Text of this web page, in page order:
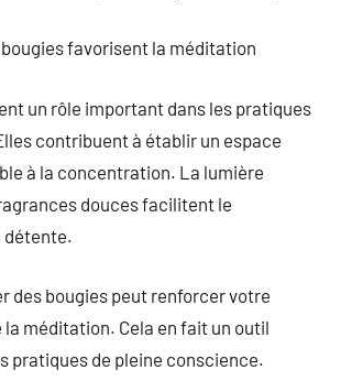
favorisent la méditation
un rôle important dans les pratiques
contribuent à établir un espace
à la concentration. La lumière
douces facilitent le
détente.
des bougies peut renforcer votre
méditation. Cela en fait un outil
pratiques de pleine conscience.